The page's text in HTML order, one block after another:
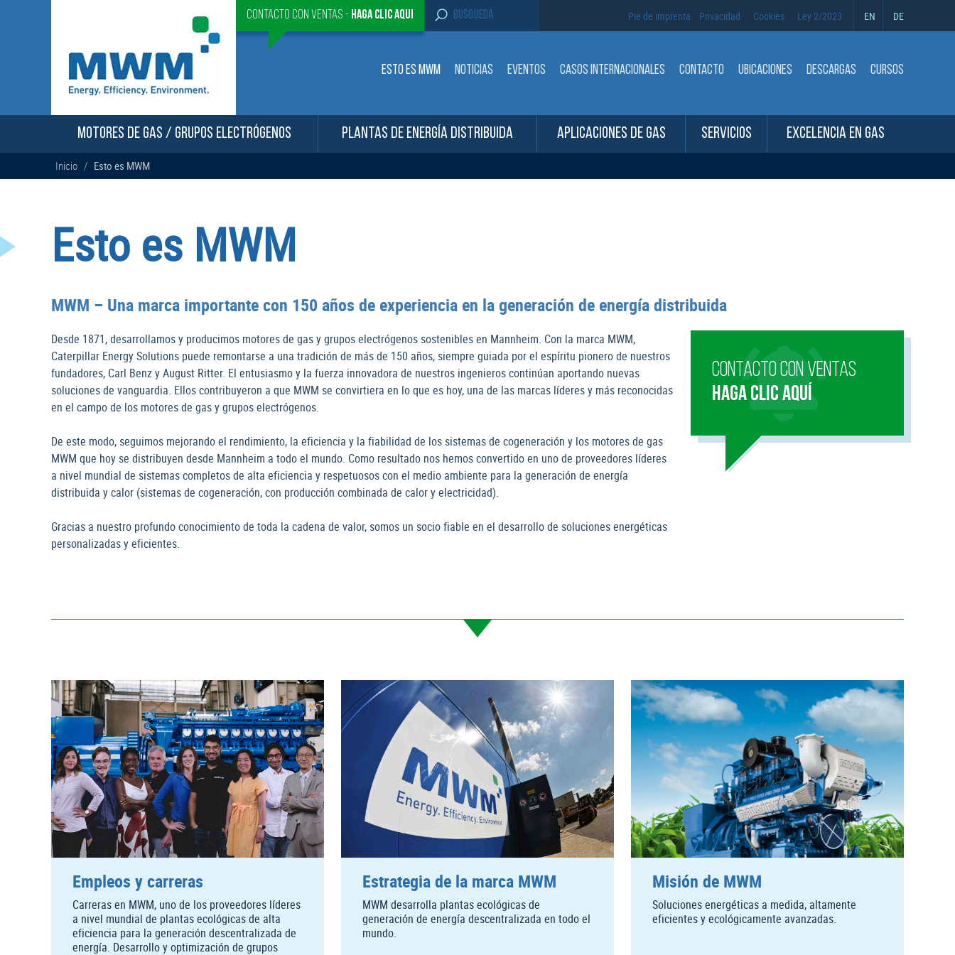
Contacto con ventas - Haga clic aqui
S
e
c
h
r
:
Pie de imprenta Privacidad Cookies Ley 2/2023 EN DE
ESTO ES MWM NOTICIAS EVENTOS CASOS INTERNACIONALES CONTACTO UBICACIONES DESCARGAS CURSOS
MOTORES DE GAS / GRUPOS ELECTRÓGENOS PLANTAS DE ENERGÍA DISTRIBUIDA APLICACIONES DE GAS SERVICIOS EXCELENCIA EN GAS
Inicio / Esto es MWM
Esto es MWM
MWM – Una marca importante con 150 años de experiencia en la generación de energía distribuida
Desde 1871, desarrollamos y producimos motores de gas y grupos electrógenos sostenibles en Mannheim. Con la marca MWM,
Caterpillar Energy Solutions puede remontarse a una tradición de más de 150 años, siempre guiada por el espíritu pionero de nuestros
fundadores, Carl Benz y August Ritter. El entusiasmo y la fuerza innovadora de nuestros ingenieros continúan aportando nuevas
soluciones de vanguardia. Ellos contribuyeron a que MWM se convirtiera en lo que es hoy, una de las marcas líderes y más reconocidas
en el campo de los motores de gas y grupos electrógenos.
De este modo, seguimos mejorando el rendimiento, la eficiencia y la fiabilidad de los sistemas de cogeneración y los motores de gas
MWM que hoy se distribuyen desde Mannheim a todo el mundo. Como resultado nos hemos convertido en uno de proveedores líderes
a nivel mundial de sistemas completos de alta eficiencia y respetuosos con el medio ambiente para la generación de energía
distribuida y calor (sistemas de cogeneración, con producción combinada de calor y electricidad).
Gracias a nuestro profundo conocimiento de toda la cadena de valor, somos un socio fiable en el desarrollo de soluciones energéticas
personalizadas y eficientes.
CONTACTO CON VENTAS
HAGA CLIC AQUÍ
Empleos y carreras
Carreras en MWM, uno de los proveedores líderes
a nivel mundial de plantas ecológicas de alta
eficiencia para la generación descentralizada de
energía. Desarrollo y optimización de grupos
Estrategia de la marca MWM
MWM desarrolla plantas ecológicas de
generación de energía descentralizada en todo el
mundo.
Misión de MWM
Soluciones energéticas a medida, altamente
eficientes y ecológicamente avanzadas.